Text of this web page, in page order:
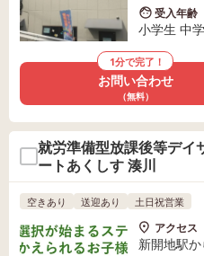
受入年齢
小学生 中
1分で完了！
お問い合わせ
（無料）
就労準備型放課後等デ
ートあくしす 湊川
空きあり 送迎あり 土日祝営業
アクセス
新開地駅